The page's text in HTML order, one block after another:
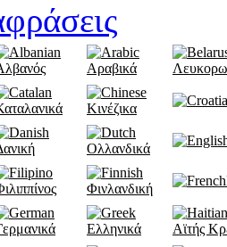
Αραβικά
Κινέζικα
Ολλανδικά
Φινλανδική
Ελληνικά Αϊτής